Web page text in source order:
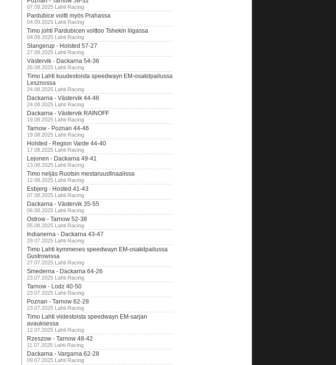
07.09.2025 Lahti Racing
Pardubice voitti myös Prahassa
04.09.2025 Lahti Racing
Timo johti Pardubicen voittoo Tshekin liigassa
04.09.2025 Lahti Racing
Slangerup - Holsted 57-27
27.08.2025 Lahti Racing
Västervik - Dackarna 54-36
26.08.2025 Lahti Racing
Timo Lahti kuudestoista speedwayn EM-osakilpailussa
Lesznossa
24.08.2025 Lahti Racing
Dackarna - Västervik 44-46
24.08.2025 Lahti Racing
Dackarna - Västervik RAINOFF
19.08.2025 Lahti Racing
Tarnow - Poznan 44-46
19.08.2025 Lahti Racing
Holsted - Region Varde 44-40
17.08.2025 Lahti Racing
Lejonen - Dackarna 49-41
13.08.2025 Lahti Racing
Timo neljäs Ruotsin mestaruusfinaalissa
12.08.2025 Lahti Racing
Esbjerg - Hosted 41-43
07.08.2025 Lahti Racing
Dackarna - Västervik 35-55
06.08.2025 Lahti Racing
Ostrow - Tarnow 52-38
05.08.2025 Lahti Racing
Indianerna - Dackarna 43-47
29.07.2025 Lahti Racing
Timo Lahti kymmenes speedwayn EM-osakilpailussa
Gustrowissa
27.07.2025 Lahti Racing
Smederna - Dackarna 64-26
23.07.2025 Lahti Racing
Tarnow - Lodz 40-50
23.07.2025 Lahti Racing
Poznan - Tarnow 62-28
23.07.2025 Lahti Racing
Timo Lahti viidestoista speedwayn EM-sarjan
avauksessa
12.07.2025 Lahti Racing
Rzeszow - Tarnow 48-42
11.07.2025 Lahti Racing
Dackarna - Vargarna 62-28
09.07.2025 Lahti Racing